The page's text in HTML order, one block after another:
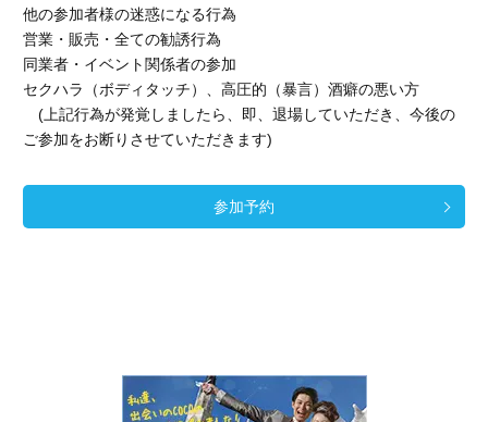
他の参加者様の迷惑になる行為
営業・販売・全ての勧誘行為
同業者・イベント関係者の参加
セクハラ（ボディタッチ）、高圧的（暴言）酒癖の悪い方
(上記行為が発覚しましたら、即、退場していただき、今後の
ご参加をお断りさせていただきます)
参加予約